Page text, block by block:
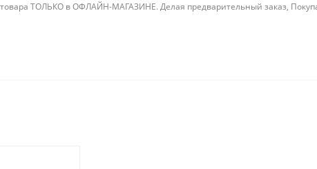
ТОЛЬКО в ОФЛАЙН-МАГАЗИНЕ. Делая предварительный заказ,